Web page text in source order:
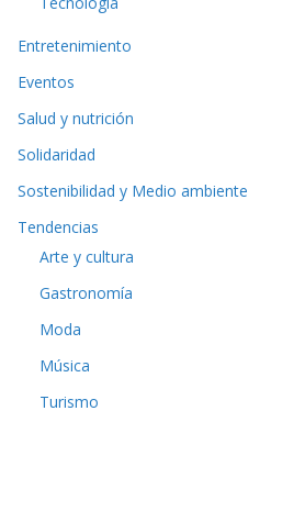
Entretenimiento
Eventos
Salud y nutrición
Solidaridad
Sostenibilidad y Medio ambiente
Tendencias
Arte y cultura
Gastronomía
Moda
Música
Turismo